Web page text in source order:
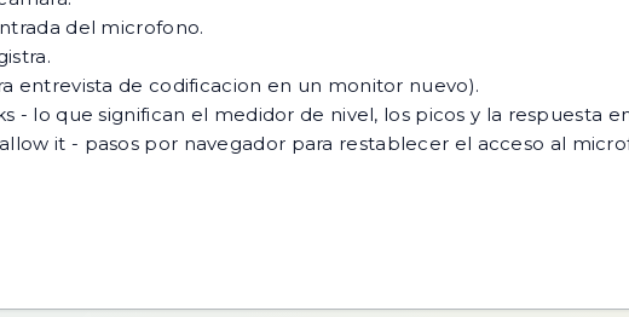
del microfono.
entrevista de codificacion en un monitor nuevo).
- lo que significan el medidor de nivel, los picos y la respuesta
it - pasos por navegador para restablecer el acceso al